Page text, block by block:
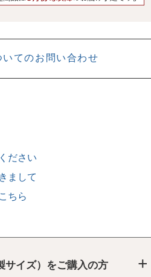
いてのお問い合わせ
ださい
まして
ちら
サイズ）をご購入の方